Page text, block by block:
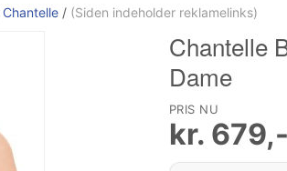
Chantelle / (Siden indeholder reklamelinks)
Chantelle
Dame
PRIS NU
kr. 679,-